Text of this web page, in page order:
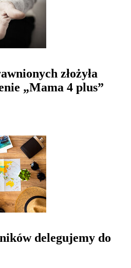
złożyła
„Mama 4 plus”
delegujemy do